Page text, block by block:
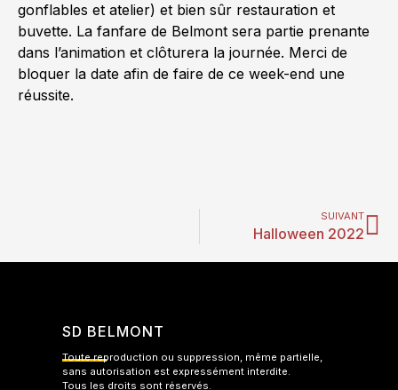
gonflables et atelier) et bien sûr restauration et
buvette. La fanfare de Belmont sera partie prenante
dans l’animation et clôturera la journée. Merci de
bloquer la date afin de faire de ce week-end une
réussite.
SUIVANT
Halloween 2022
SD BELMONT
Toute reproduction ou suppression, même partielle,
sans autorisation est expressément interdite.
Tous les droits sont réservés.